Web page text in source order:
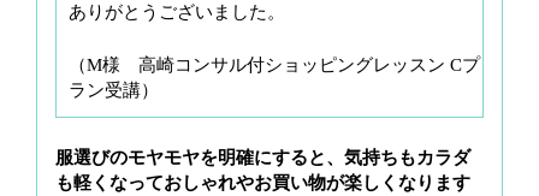
ありがとうございました。
（M様 高崎コンサル付ショッピングレッスン Cプ
ラン受講）
服選びのモヤモヤを明確にすると、気持ちもカラダ
も軽くなっておしゃれやお買い物が楽しくなります